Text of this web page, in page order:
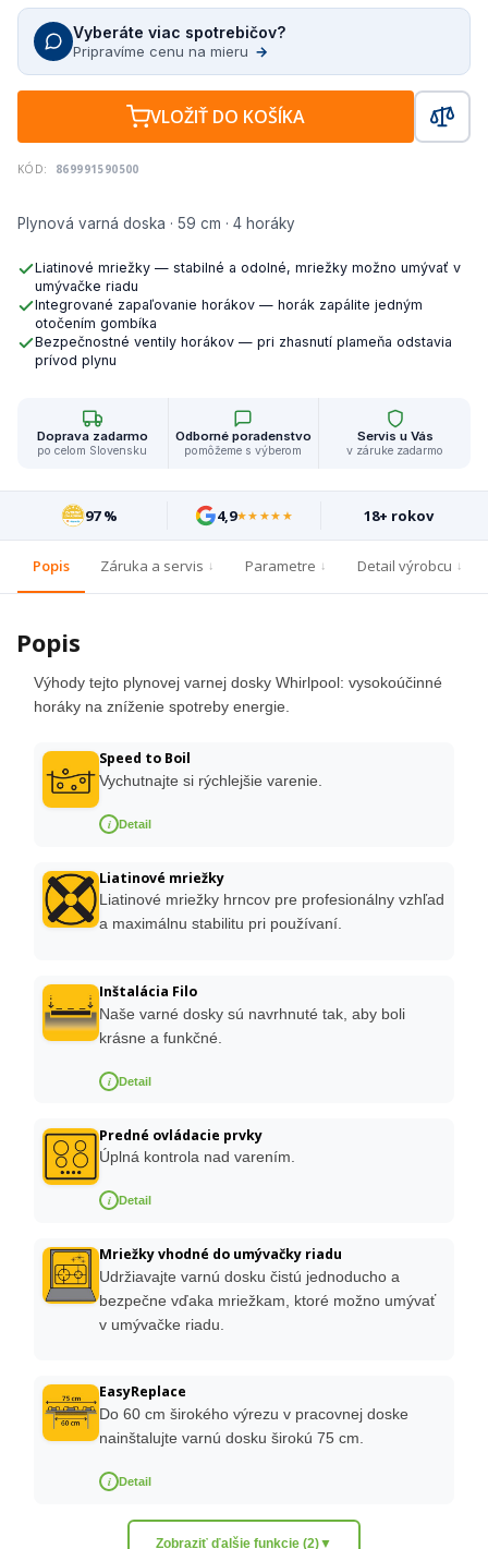
Plynová varná doska · 59 cm · 4 horáky
Liatinové mriežky — stabilné a odolné, mriežky možno umývať v
umývačke riadu
Integrované zapaľovanie horákov — horák zapálite jedným
otočením gombíka
Bezpečnostné ventily horákov — pri zhasnutí plameňa odstavia
prívod plynu
Vyberáte viac spotrebičov?
Pripravíme cenu na mieru →
VLOŽIŤ DO KOŠÍKA
KÓD: 869991590500
Doprava zadarmo
po celom Slovensku
Odborné poradenstvo
pomôžeme s výberom
Servis u Vás
v záruke zadarmo
97 % 4,9★★★★★ 18+ rokov
Popis Záruka a servis Parametre Detail výrobcu
Popis
Výhody tejto plynovej varnej dosky Whirlpool: vysokoúčinné
horáky na zníženie spotreby energie.
Speed to Boil
Vychutnajte si rýchlejšie varenie.
i Detail
Liatinové mriežky
Liatinové mriežky hrncov pre profesionálny vzhľad
a maximálnu stabilitu pri používaní.
Inštalácia Filo
Naše varné dosky sú navrhnuté tak, aby boli
krásne a funkčné.
i Detail
Predné ovládacie prvky
Úplná kontrola nad varením.
i Detail
Mriežky vhodné do umývačky riadu
Udržiavajte varnú dosku čistú jednoducho a
bezpečne vďaka mriežkam, ktoré možno umývať
v umývačke riadu.
EasyReplace
Do 60 cm širokého výrezu v pracovnej doske
nainštalujte varnú dosku širokú 75 cm.
i Detail
Zobraziť ďalšie funkcie (2)▼